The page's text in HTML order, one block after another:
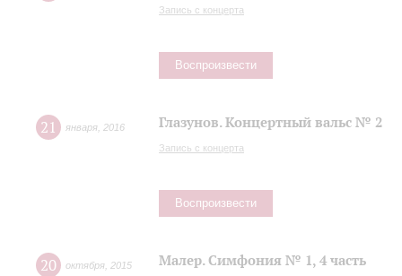
Запись с концерта
Воспроизвести
21 января 2016 Глазунов. Концертный вальс № 2
Запись с концерта
Воспроизвести
20 октября 2015 Малер. Симфония № 1, 4 часть